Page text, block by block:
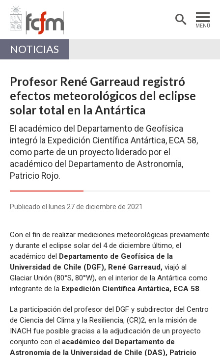
MENÚ
Estudiantes
Académicas/os
NOTICIAS
Profesor René Garreaud registró
efectos meteorológicos del eclipse
solar total en la Antártica
El académico del Departamento de Geofísica
integró la Expedición Científica Antártica, ECA 58,
como parte de un proyecto liderado por el
académico del Departamento de Astronomía,
Patricio Rojo.
Publicado el lunes 27 de diciembre de 2021
Con el fin de realizar mediciones meteorológicas previamente
y durante el eclipse solar del 4 de diciembre último, el
académico del Departamento de Geofísica de la
Universidad de Chile (DGF), René Garreaud, viajó al
Glaciar Unión (80°S, 80°W), en el interior de la Antártica como
integrante de la Expedición Científica Antártica, ECA 58.
La participación del profesor del DGF y subdirector del Centro
de Ciencia del Clima y la Resiliencia, (CR)2, en la misión de
INACH fue posible gracias a la adjudicación de un proyecto
conjunto con el académico del Departamento de
Astronomía de la Universidad de Chile (DAS), Patricio